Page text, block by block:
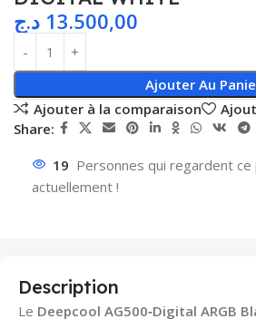
13.500,00 د.ج
Ajouter Au
Ajouter à la comparaison
Share:
19 Personnes qui regardent
actuellement !
Description
Le Deepcool AG500‑Digital ARGB